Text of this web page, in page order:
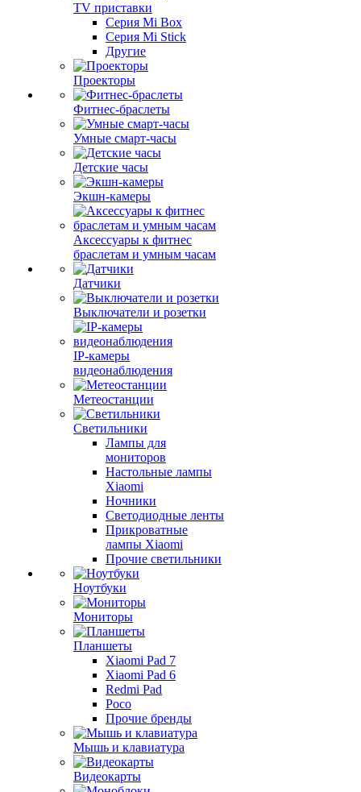
TV приставки
Серия Mi Box
Серия Mi Stick
Другие
Проекторы
Фитнес-браслеты
Умные смарт-часы
Детские часы
Экшн-камеры
Аксессуары к фитнес
браслетам и умным часам
Датчики
Выключатели и розетки
IP-камеры
видеонаблюдения
Метеостанции
Светильники
Лампы для
мониторов
Настольные лампы
Xiaomi
Ночники
Светодиодные ленты
Прикроватные
лампы Xiaomi
Прочие светильники
Ноутбуки
Мониторы
Планшеты
Xiaomi Pad 7
Xiaomi Pad 6
Redmi Pad
Poco
Прочие бренды
Мышь и клавиатура
Видеокарты